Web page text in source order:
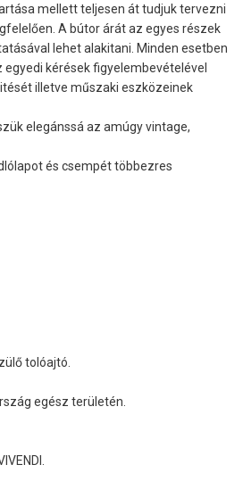
mellett teljesen át tudjuk tervezni
A bútor árát az egyes részek
lehet alakitani. Minden esetben
kérések figyelembevételével
illetve műszaki eszközeinek
elegánssá az amúgy vintage,
és csempét többezres
tolóajtó.
egész területén.